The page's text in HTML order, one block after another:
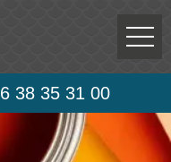
38 35 31 00